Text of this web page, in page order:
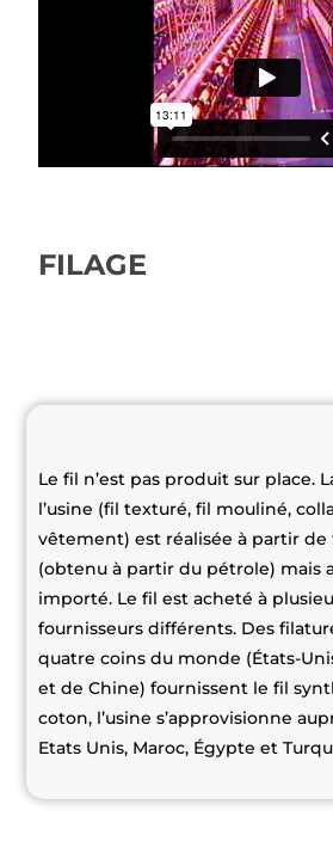
FILAGE
Le fil n’est pas produit sur place.
l’usine (fil texturé, fil mouliné,
vêtement) est réalisée à partir
(obtenu à partir du pétrole) mais
importé. Le fil est acheté à
fournisseurs différents. Des
quatre coins du monde (États-
et de Chine) fournissent le fil
coton, l’usine s’approvisionne
Etats Unis, Maroc, Égypte et